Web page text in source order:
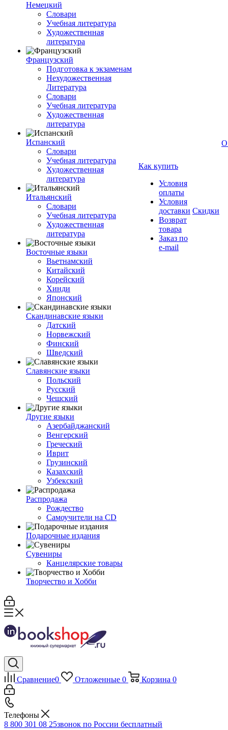
Немецкий
Словари
Учебная литература
Художественная
литература
Французский
Подготовка к экзаменам
Нехудожественная
Литература
Словари
Учебная литература
Художественная
литература
Испанский
Словари
Учебная литература
Художественная
литература
Итальянский
Словари
Учебная литература
Художественная
литература
Восточные языки
Вьетнамский
Китайский
Корейский
Хинди
Японский
Скандинавские языки
Датский
Норвежский
Финский
Шведский
Славянские языки
Польский
Русский
Чешский
Другие языки
Азербайджанский
Венгерский
Греческий
Иврит
Грузинский
Казахский
Узбекский
Распродажа
Рождество
Самоучители на CD
Подарочные издания
Сувениры
Канцелярские товары
Творчество и Хобби
Как купить
Условия
оплаты
Условия
доставки
Возврат
товара
Заказ по
e-mail
Скидки
О
Сравнение0 Отложенные 0 Корзина 0
Телефоны
8 800 301 08 25звонок по России бесплатный